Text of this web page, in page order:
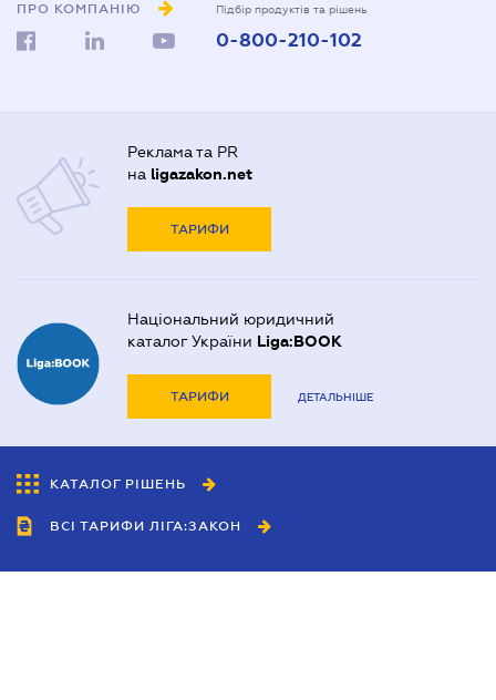
ПРО КОМПАНІЮ Підбір продуктів та рішень
0-800-210-102
Реклама та PR
на ligazakon.net
ТАРИФИ
Національний юридичний
каталог України Liga:BOOK
ТАРИФИ ДЕТАЛЬНІШЕ
КАТАЛОГ РІШЕНЬ
ВСІ ТАРИФИ ЛІГА:ЗАКОН